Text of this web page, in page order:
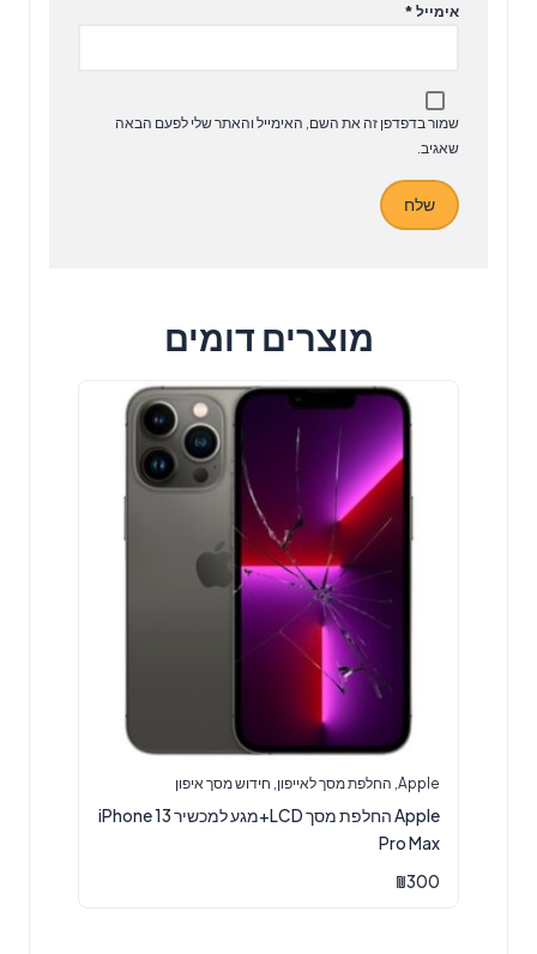
אימייל *
שמור בדפדפן זה את השם, האימייל והאתר שלי לפעם הבאה
שאגיב.
מוצרים דומים
Apple
, החלפת מסך לאייפון, חידוש מסך איפון
Apple החלפת מסך LCD+מגע למכשיר iPhone 13
Pro Max
₪300